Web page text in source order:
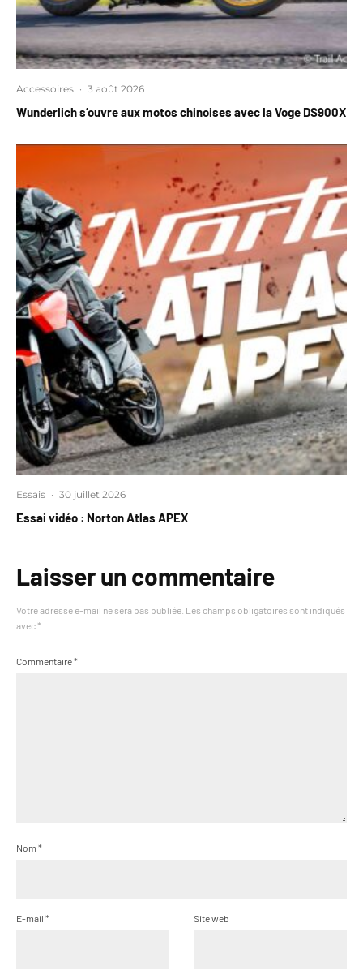
Accessoires · 3 août 2026
Wunderlich s’ouvre aux motos chinoises avec la Voge DS900X
Essais · 30 juillet 2026
Essai vidéo : Norton Atlas APEX
Laisser un commentaire
Votre adresse e-mail ne sera pas publiée. Les champs obligatoires sont indiqués
avec *
Commentaire*
Nom *
E-mail * Site web